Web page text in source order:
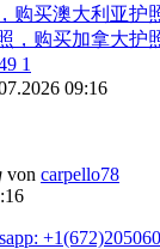
购买澳大利亚护
，购买加拿大护
1
09:16
von carpello78